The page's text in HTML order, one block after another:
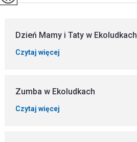
Dzień Mamy i Taty w Ekoludkach
Czytaj więcej
Zumba w Ekoludkach
Czytaj więcej